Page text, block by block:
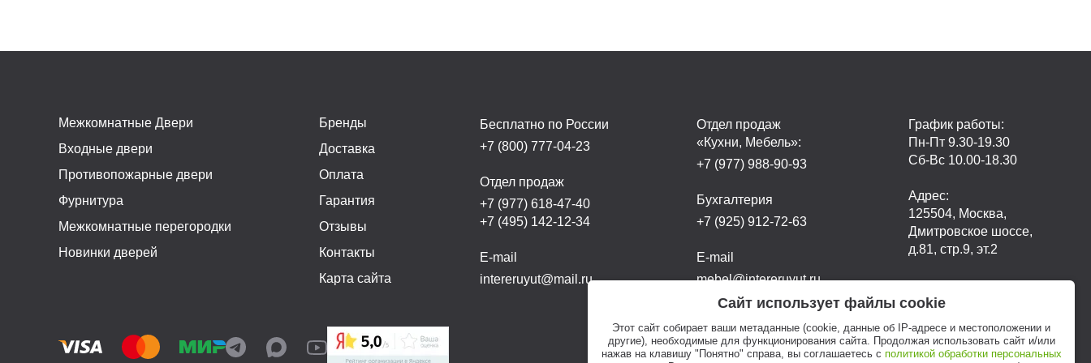
Сайт использует файлы cookie
Этот сайт собирает ваши метаданные (cookie, данные об IP-адресе и местоположении и
другие), необходимые для функционирования сайта. Продолжая использовать сайт и/или
нажав на клавишу "Понятно" справа, вы соглашаетесь с политикой обработки персональных
Межкомнатные Двери
Входные двери
Противопожарные двери
Фурнитура
Межкомнатные перегородки
Новинки дверей
Бренды
Доставка
Оплата
Гарантия
Отзывы
Контакты
Карта сайта
Бесплатно по России
+7 (800) 777-04-23
Отдел продаж
+7 (977) 618-47-40
+7 (495) 142-12-34
E-mail
intereruyut@mail.ru
Отдел продаж
«Кухни, Мебель»:
+7 (977) 988-90-93
Бухгалтерия
+7 (925) 912-72-63
E-mail
mebel@intereruyut.ru
График работы:
Пн-Пт 9.30-19.30
Сб-Вс 10.00-18.30
Адрес:
125504, Москва,
Дмитровское шоссе,
д.81, стр.9, эт.2